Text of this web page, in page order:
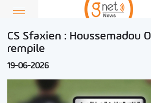
CS Sfaxien : Houssemadou
rempile
19-06-2026